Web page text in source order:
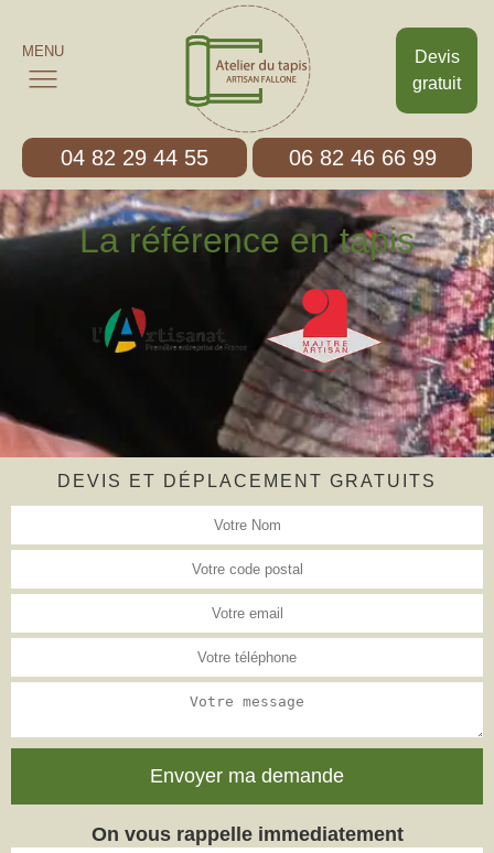
Devis
gratuit
MENU
04 82 29 44 55 06 82 46 66 99
La référence en tapis
DEVIS ET DÉPLACEMENT GRATUITS
On vous rappelle immediatement